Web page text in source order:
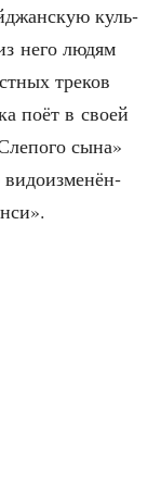
куль­
него людям
тре­ков
поёт в сво­ей
сына»
видо­из­ме­нён­